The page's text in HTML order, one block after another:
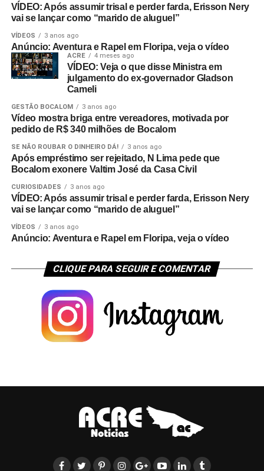
VÍDEO: Após assumir trisal e perder farda, Erisson Nery
vai se lançar como “marido de aluguel”
VÍDEOS 3 anos ago
Anúncio: Aventura e Rapel em Floripa, veja o vídeo
ACRE 4 meses ago
VÍDEO: Veja o que disse Ministra em
julgamento do ex-governador Gladson
Cameli
GESTÃO BOCALOM 3 anos ago
Vídeo mostra briga entre vereadores, motivada por
pedido de R$ 340 milhões de Bocalom
SE NÃO ROUBAR O DINHEIRO DÁ! 3 anos ago
Após empréstimo ser rejeitado, N Lima pede que
Bocalom exonere Valtim José da Casa Civil
CURIOSIDADES 3 anos ago
VÍDEO: Após assumir trisal e perder farda, Erisson Nery
vai se lançar como “marido de aluguel”
VÍDEOS 3 anos ago
Anúncio: Aventura e Rapel em Floripa, veja o vídeo
CLIQUE PARA SEGUIR E COMENTAR